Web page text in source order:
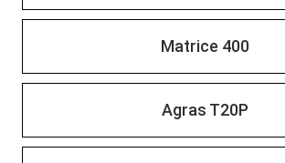
Matrice 400
Agras T20P